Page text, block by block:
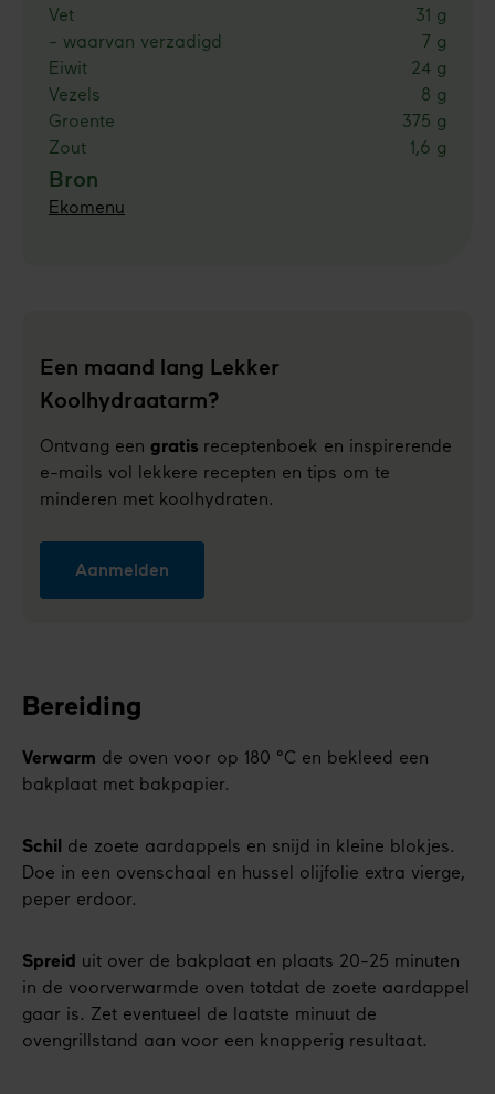
Een maand lang Lekker
Koolhydraatarm?
Ontvang een gratis receptenboek en inspirerende
e-mails vol lekkere recepten en tips om te
minderen met koolhydraten.
Aanmelden
Vet
31 g
- waarvan verzadigd
7 g
Eiwit
24 g
Vezels
8 g
Groente
375 g
Zout
1,6 g
Bron
Ekomenu
Bereiding
Verwarm de oven voor op 180 °C en bekleed een
bakplaat met bakpapier.
Schil de zoete aardappels en snijd in kleine blokjes.
Doe in een ovenschaal en hussel olijfolie extra vierge,
peper erdoor.
Spreid uit over de bakplaat en plaats 20-25 minuten
in de voorverwarmde oven totdat de zoete aardappel
gaar is. Zet eventueel de laatste minuut de
ovengrillstand aan voor een knapperig resultaat.